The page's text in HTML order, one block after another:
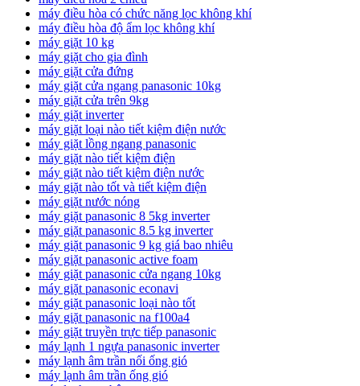
máy điều hòa có chức năng lọc không khí
máy điều hòa độ ẩm lọc không khí
máy giặt 10 kg
máy giặt cho gia đình
máy giặt cửa đứng
máy giặt cửa ngang panasonic 10kg
máy giặt cửa trên 9kg
máy giặt inverter
máy giặt loại nào tiết kiệm điện nước
máy giặt lồng ngang panasonic
máy giặt nào tiết kiệm điện
máy giặt nào tiết kiệm điện nước
máy giặt nào tốt và tiết kiệm điện
máy giặt nước nóng
máy giặt panasonic 8 5kg inverter
máy giặt panasonic 8.5 kg inverter
máy giặt panasonic 9 kg giá bao nhiêu
máy giặt panasonic active foam
máy giặt panasonic cửa ngang 10kg
máy giặt panasonic econavi
máy giặt panasonic loại nào tốt
máy giặt panasonic na f100a4
máy giặt truyền trực tiếp panasonic
máy lạnh 1 ngựa panasonic inverter
máy lạnh âm trần nối ống gió
máy lạnh âm trần ống gió